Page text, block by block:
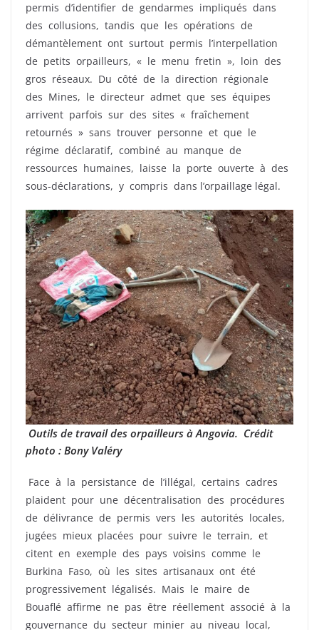
permis d’identifier de gendarmes impliqués dans
des collusions, tandis que les opérations de
démantèlement ont surtout permis l’interpellation
de petits orpailleurs, « le menu fretin », loin des
gros réseaux. Du côté de la direction régionale
des Mines, le directeur admet que ses équipes
arrivent parfois sur des sites « fraîchement
retournés » sans trouver personne et que le
régime déclaratif, combiné au manque de
ressources humaines, laisse la porte ouverte à des
sous-déclarations, y compris dans l’orpaillage légal.
Outils de travail des orpailleurs à Angovia. Crédit
photo : Bony Valéry
Face à la persistance de l’illégal, certains cadres
plaident pour une décentralisation des procédures
de délivrance de permis vers les autorités locales,
jugées mieux placées pour suivre le terrain, et
citent en exemple des pays voisins comme le
Burkina Faso, où les sites artisanaux ont été
progressivement légalisés. Mais le maire de
Bouaflé affirme ne pas être réellement associé à la
gouvernance du secteur minier au niveau local,